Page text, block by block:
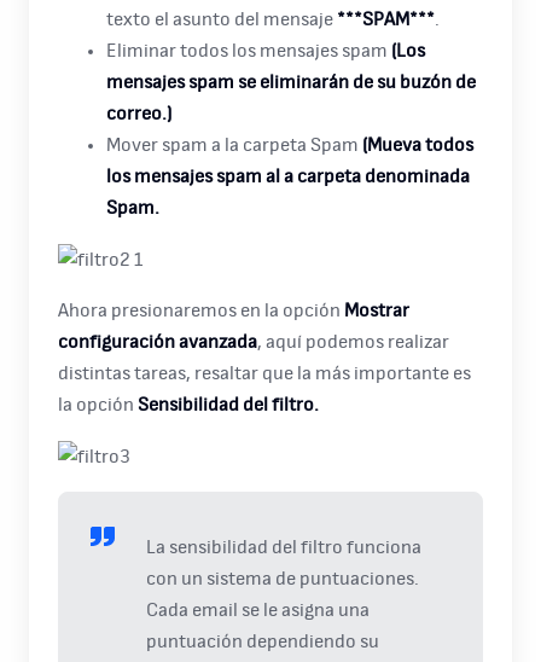
texto el asunto del mensaje ***SPAM***
Eliminar todos los mensajes spam (Los
mensajes spam se eliminarán de su buzón de
correo.)
Mover spam a la carpeta Spam (Mueva todos
los mensajes spam al a carpeta denominada
Spam.
Ahora presionaremos en la opción Mostrar
configuración avanzada, aquí podemos realizar
distintas tareas, resaltar que la más importante es
la opción Sensibilidad del filtro.
La sensibilidad del filtro funciona
con un sistema de puntuaciones.
Cada email se le asigna una
puntuación dependiendo su